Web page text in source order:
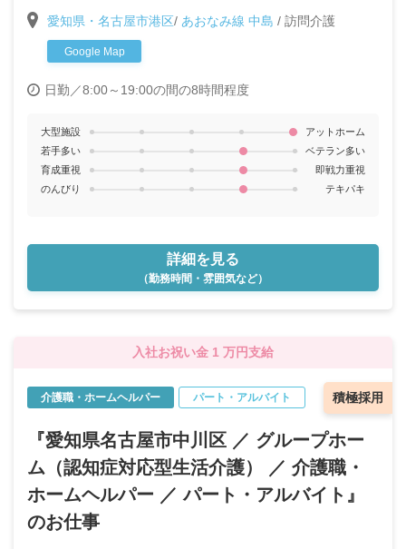
タート♪
愛知県・名古屋市港区/ あおなみ線 中島 / 訪問介護
Google Map
日勤／8:00～19:00の間の8時間程度
大型施設
アットホーム
若手多い
ベテラン多い
育成重視
即戦力重視
のんびり
テキパキ
詳細を見る
（勤務時間・雰囲気など）
入社お祝い金 1 万円支給
積極採用
介護職・ホームヘルパー パート・アルバイト
『愛知県名古屋市中川区 ／ グループホー
ム（認知症対応型生活介護） ／ 介護職・
ホームヘルパー ／ パート・アルバイト』
のお仕事